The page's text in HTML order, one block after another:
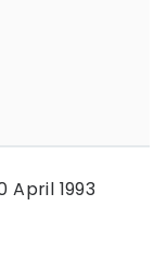
April 1993